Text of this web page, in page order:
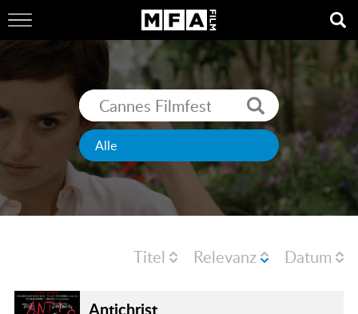
Titel Relevanz Datum
Antichrist